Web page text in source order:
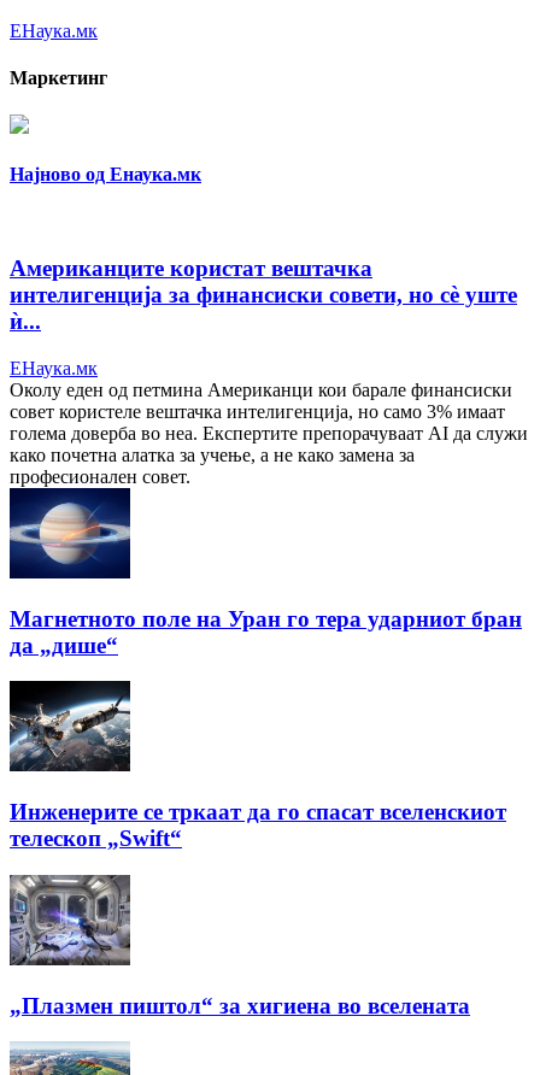
ЕНаука.мк
Маркетинг
Најново од Енаука.мк
Американците користат вештачка
интелигенција за финансиски совети, но сè уште
ѝ...
ЕНаука.мк
Околу еден од петмина Американци кои барале финансиски
совет користеле вештачка интелигенција, но само 3% имаат
голема доверба во неа. Експертите препорачуваат AI да служи
како почетна алатка за учење, а не како замена за
професионален совет.
Магнетното поле на Уран го тера ударниот бран
да „дише“
Инженерите се тркаат да го спасат вселенскиот
телескоп „Swift“
„Плазмен пиштол“ за хигиена во вселената